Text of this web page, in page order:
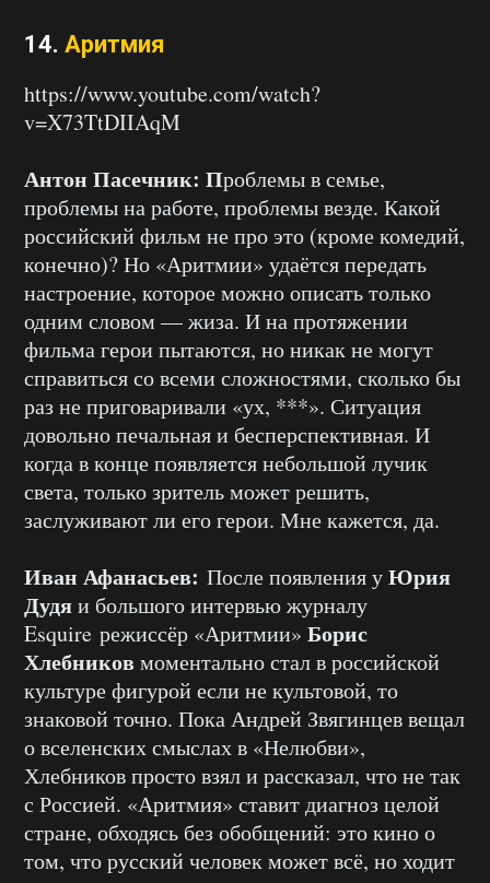
14. Аритмия
https://www.youtube.com/watch?
v=X73TtDIIAqM
Антон Пасечник: Проблемы в семье,
проблемы на работе, проблемы везде. Какой
российский фильм не про это (кроме комедий,
конечно)? Но «Аритмии» удаётся передать
настроение, которое можно описать только
одним словом — жиза. И на протяжении
фильма герои пытаются, но никак не могут
справиться со всеми сложностями, сколько бы
раз не приговаривали «ух, ***». Ситуация
довольно печальная и бесперспективная. И
когда в конце появляется небольшой лучик
света, только зритель может решить,
заслуживают ли его герои. Мне кажется, да.
Иван Афанасьев: После появления уЮрия
Дудяи большого интервью журналу
Esquire режиссёр «Аритмии» Борис
Хлебниковмоментально стал в российской
культуре фигурой если не культовой, то
знаковой точно. Пока Андрей Звягинцев вещал
о вселенских смыслах в «Нелюбви»,
Хлебников просто взял и рассказал, что не так
с Россией. «Аритмия» ставит диагноз целой
стране, обходясь без обобщений: это кино о
том, что русский человек может всё, но ходит